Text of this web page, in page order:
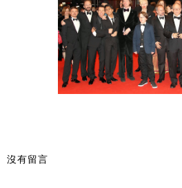
沒有留言